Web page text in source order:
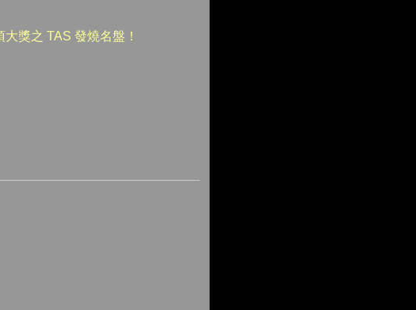
獎之 TAS 發燒名盤！